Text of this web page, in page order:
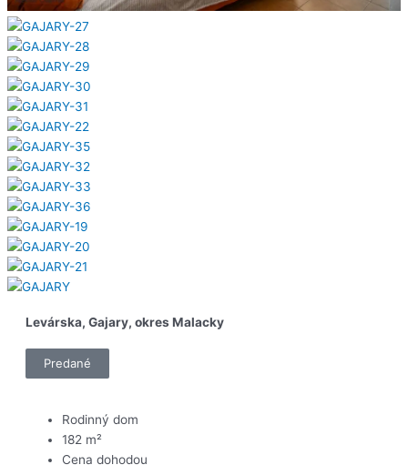
Levárska, Gajary, okres Malacky
Predané
Rodinný dom
182 m²
Cena dohodou